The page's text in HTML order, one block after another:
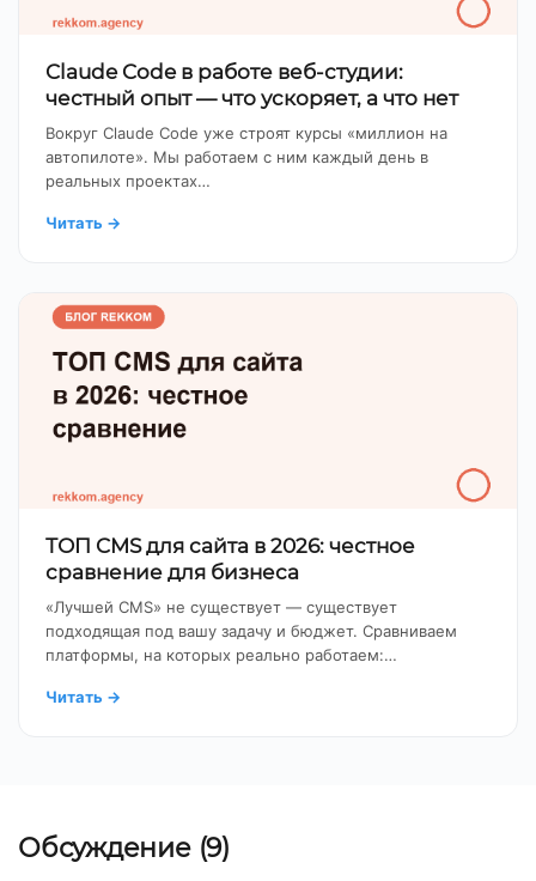
Claude Code в работе веб-студии:
честный опыт — что ускоряет, а что нет
Вокруг Claude Code уже строят курсы «миллион на
автопилоте». Мы работаем с ним каждый день в
реальных проектах…
Читать →
ТОП CMS для сайта в 2026: честное
сравнение для бизнеса
«Лучшей CMS» не существует — существует
подходящая под вашу задачу и бюджет. Сравниваем
платформы, на которых реально работаем:…
Читать →
Обсуждение (9)